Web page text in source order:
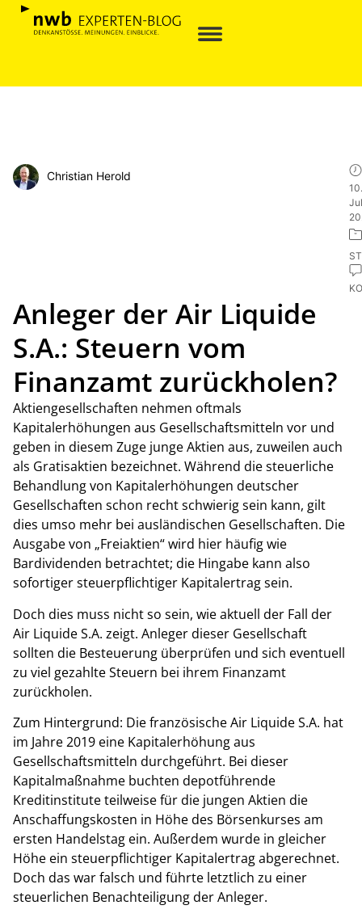
Christian Herold
10.
Anleger der Air Liquide
S.A.: Steuern vom
Finanzamt zurückholen?
Aktiengesellschaften nehmen oftmals
Kapitalerhöhungen aus Gesellschaftsmitteln vor und
geben in diesem Zuge junge Aktien aus, zuweilen auch
als Gratisaktien bezeichnet. Während die steuerliche
Behandlung von Kapitalerhöhungen deutscher
Gesellschaften schon recht schwierig sein kann, gilt
dies umso mehr bei ausländischen Gesellschaften. Die
Ausgabe von „Freiaktien“ wird hier häufig wie
Bardividenden betrachtet; die Hingabe kann also
sofortiger steuerpflichtiger Kapitalertrag sein.
Doch dies muss nicht so sein, wie aktuell der Fall der
Air Liquide S.A. zeigt. Anleger dieser Gesellschaft
sollten die Besteuerung überprüfen und sich eventuell
zu viel gezahlte Steuern bei ihrem Finanzamt
zurückholen.
Zum Hintergrund: Die französische Air Liquide S.A. hat
im Jahre 2019 eine Kapitalerhöhung aus
Gesellschaftsmitteln durchgeführt. Bei dieser
Kapitalmaßnahme buchten depotführende
Kreditinstitute teilweise für die jungen Aktien die
Anschaffungskosten in Höhe des Börsenkurses am
ersten Handelstag ein. Außerdem wurde in gleicher
Höhe ein steuerpflichtiger Kapitalertrag abgerechnet.
Doch das war falsch und führte letztlich zu einer
steuerlichen Benachteiligung der Anleger.